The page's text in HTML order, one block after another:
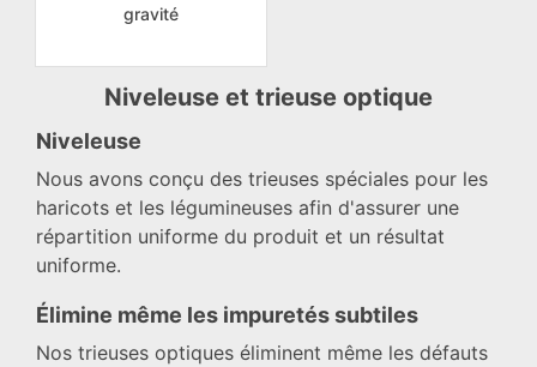
gravité
Niveleuse et trieuse optique
Niveleuse
Nous avons conçu des trieuses spéciales pour les
haricots et les légumineuses afin d'assurer une
répartition uniforme du produit et un résultat
uniforme.
Élimine même les impuretés subtiles
Nos trieuses optiques éliminent même les défauts